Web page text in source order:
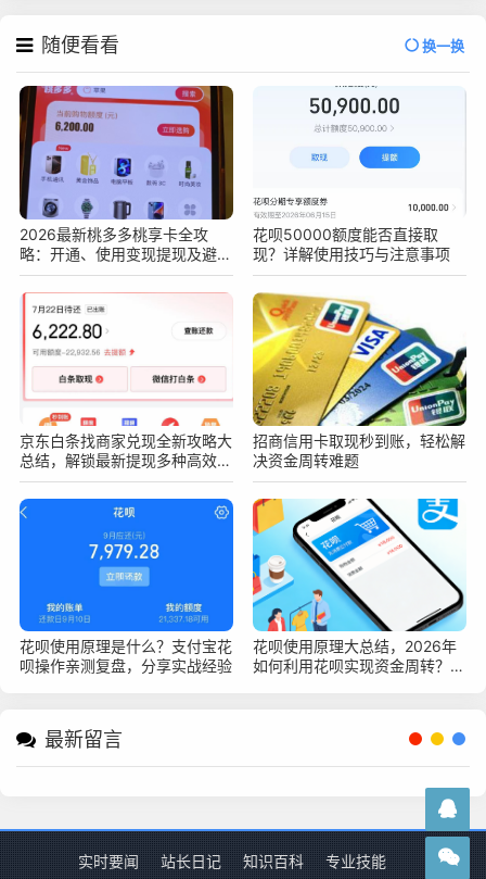
随便看看 换一换
2026最新桃多多桃享卡全攻
略：开通、使用变现提现及避坑
指南
花呗50000额度能否直接取
现？详解使用技巧与注意事项
京东白条找商家兑现全新攻略大
总结，解锁最新提现多种高效安
全变现新技巧
招商信用卡取现秒到账，轻松解
决资金周转难题
花呗使用原理是什么？支付宝花
呗操作亲测复盘，分享实战经验
花呗使用原理大总结，2026年
如何利用花呗实现资金周转？深
最新留言
实时要闻 站长日记 知识百科 专业技能